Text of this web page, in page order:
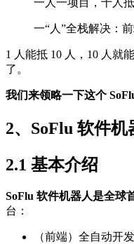
一“人”全栈解决：
1 人能抵 10 人，10 人就
了。
我们来领略一下这个
2、SoFlu 软件机
2.1 基本介绍
SoFlu 软件机器人是全球
台：
（前端）全自动开